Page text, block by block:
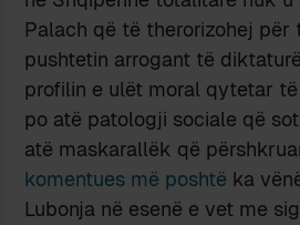
Palach që të therorizohej për
pushtetin arrogant të
profilin e ulët moral qytetar
po atë patologji sociale që
atë maskarallëk që
komentues më poshtë ka
Lubonja në esenë e vet me